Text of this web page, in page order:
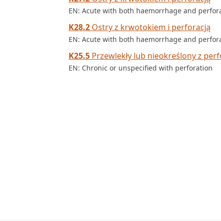
EN: Acute with both haemorrhage and
K28.2 Ostry z krwotokiem i perforacją
EN: Acute with both haemorrhage and
K25.5 Przewlekły lub nieokreślony z
EN: Chronic or unspecified with perforation